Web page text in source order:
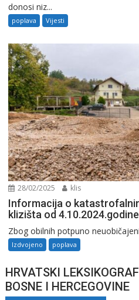
donosi niz...
poplava Vijesti
28/02/2025 klis
Informacija o
klizišta od 4.10.2024.godine
Zbog obilnih potpuno
Izdvojeno poplava
HRVATSKI
BOSNE I HERCEGOVINE